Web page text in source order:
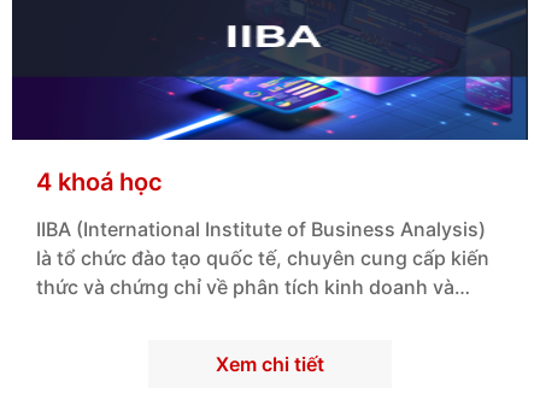
4 khoá học
IIBA (International Institute of Business Analysis)
là tổ chức đào tạo quốc tế, chuyên cung cấp kiến
thức và chứng chỉ về phân tích kinh doanh và
Xem chi tiết